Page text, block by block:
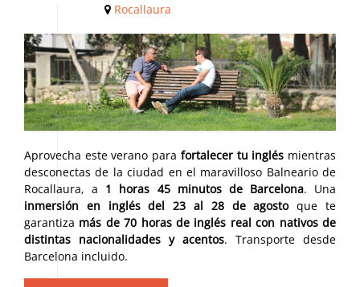
Rocallaura
Aprovecha este verano para fortalecer tu inglés mientras
desconectas de la ciudad en el maravilloso Balneario de
Rocallaura, a 1 horas 45 minutos de Barcelona. Una
inmersión en inglés del 23 al 28 de agostoque te
garantiza más de 70 horas de inglés real con nativos de
distintas nacionalidades y acentos. Transporte desde
Barcelona incluido.